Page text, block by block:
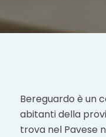
Bereguardo è un
abitanti della
trova nel Pavese